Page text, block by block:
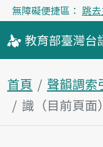
無障礙便捷區： 跳
教育部臺灣台
首頁 聲韻調索
識（目前頁面）